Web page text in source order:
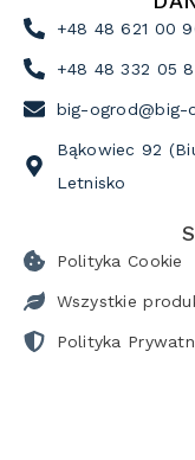
+48 48 621 00
+48 48 332 05
big-ogrod@big-
Bąkowiec 92
Letnisko
Polityka Cookie
Wszystkie
Polityka